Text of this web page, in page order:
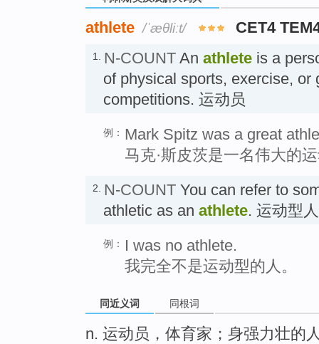
athlete /ˈæθliːt/ CET4
1. N-COUNT An athlete is a
of physical sports, exercise, or
competitions. 运动员
例： Mark Spitz was a great
马克·斯皮茨是一名伟大的
2. N-COUNT You can refer to
athletic as an athlete. 运动型人
例：
I was no athlete.
我完全不是运动型的人。
同近义词 同根词
n. 运动员，体育家；身强力壮的